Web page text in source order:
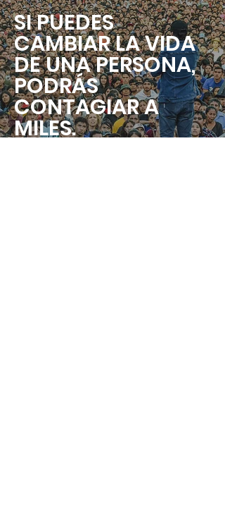
SI PUEDES
CAMBIAR LA VIDA
DE UNA PERSONA,
PODRÁS
CONTAGIAR A
MILES.